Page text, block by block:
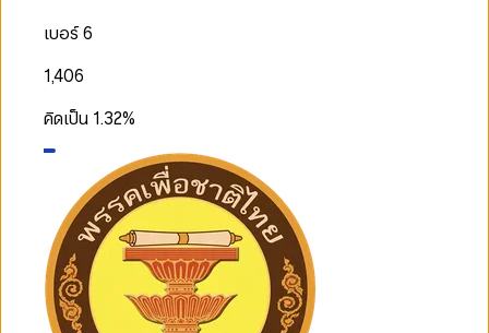
เบอร์ 6
1,406
คิดเป็น 1.32%